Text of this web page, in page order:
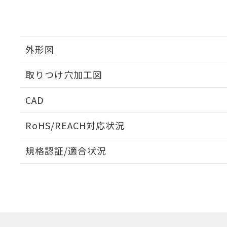
外形図
取りつけ穴加工図
CAD
RoHS/REACH対応状況
EU RoHS 注意事項・凡例
規格認証/適合状況